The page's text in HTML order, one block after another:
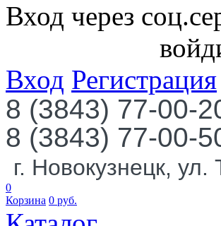
Вход через
Вход Регистрация
8 (3843) 77-00-
8 (3843) 77-00-
г. Новокузнецк, ул.
0
Корзина 0 руб.